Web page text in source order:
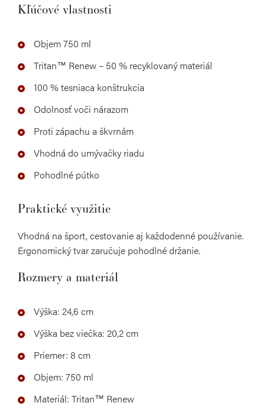
Kľúčové vlastnosti
Objem 750 ml
Tritan™ Renew – 50 % recyklovaný materiál
100 % tesniaca konštrukcia
Odolnosť voči nárazom
Proti zápachu a škvrnám
Vhodná do umývačky riadu
Pohodlné pútko
Praktické využitie
Vhodná na šport, cestovanie aj každodenné používanie.
Ergonomický tvar zaručuje pohodlné držanie.
Rozmery a materiál
Výška: 24,6 cm
Výška bez viečka: 20,2 cm
Priemer: 8 cm
Objem: 750 ml
Materiál: Tritan™ Renew